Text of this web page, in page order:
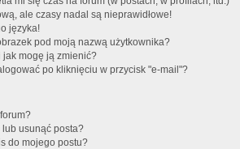
ale czasy nadal są nieprawidłowe!
języka!
pod moją nazwą użytkownika?
jak mogę ją zmienić?
po kliknięciu w przycisk "e-mail"?
usunąć posta?
do mojego postu?